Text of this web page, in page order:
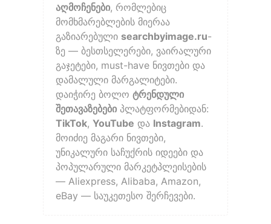
აღმოჩენები, რომლებიც
მომხმარებლების მიერაა
გაზიარებული searchbyimage.ru-
ზე — ბესთსელერები, ვაირალური
გაჯეტები, must-have ნივთები და
დამალული მარგალიტები.
დაიჭირე ბოლო ტრენდული
შეთავაზებები პლატფორმებიდან:
TikTok, YouTube და Instagram.
მოიძიე მაგარი ნივთები,
უნიკალური საჩუქრის იდეები და
პოპულარული მარკეტპლეისების
— Aliexpress, Alibaba, Amazon,
eBay — საუკეთესო შერჩევები.